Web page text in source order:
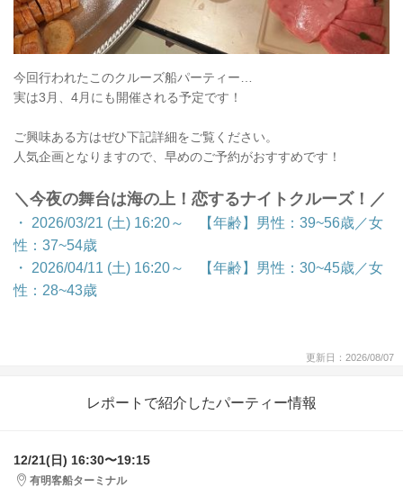
今回行われたこのクルーズ船パーティー…
実は3月、4月にも開催される予定です！
ご興味ある方はぜひ下記詳細をご覧ください。
人気企画となりますので、早めのご予約がおすすめです！
＼今夜の舞台は海の上！恋するナイトクルーズ！／
・ 2026/03/21 (土) 16:20～
【年齢】男性：39~56歳／女
性：37~54歳
・ 2026/04/11 (土) 16:20～
【年齢】男性：30~45歳／女
性：28~43歳
更新日：2026/08/07
レポートで紹介したパーティー情報
12/21(日) 16:30〜19:15
有明客船ターミナル